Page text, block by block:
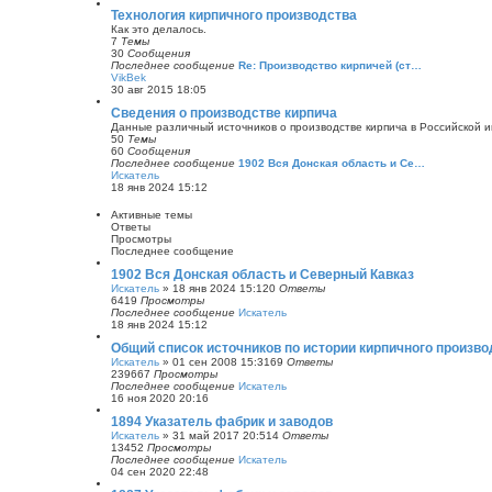
с
л
е
д
н
е
м
у
с
о
о
б
щ
е
н
и
р
й
и
к
п
о
с
л
е
н
е
м
у
о
б
щ
н
и
ю
Технология кирпичного производства
Как это делалось.
7 Темы
30 Сообщения
Последнее сообщение Re: Производство кирпичей (ст…
VikBek
П
р
й
т
и
к
п
о
л
е
д
н
е
м
у
с
о
о
б
щ
е
н
и
ю
30 авг 2015 18:05
Сведения о производстве кирпича
Данные различный источников о производстве кирпича в Российской
50 Темы
60 Сообщения
Последнее сообщение 1902 Вся Донская область и Се…
Искатель
П
е
т
и
п
о
с
л
е
н
е
м
у
с
о
б
щ
е
н
18 янв 2024 15:12
Активные темы
Ответы
Просмотры
Последнее сообщение
1902 Вся Донская область и Северный Кавказ
Искатель » 18 янв 2024 15:120 Ответы
6419 Просмотры
Последнее сообщение Искатель
18 янв 2024 15:12
Общий список источников по истории кирпичного
Искатель » 01 сен 2008 15:3169 Ответы
239667 Просмотры
Последнее сообщение Искатель
16 ноя 2020 20:16
1894 Указатель фабрик и заводов
Искатель » 31 май 2017 20:514 Ответы
13452 Просмотры
Последнее сообщение Искатель
04 сен 2020 22:48